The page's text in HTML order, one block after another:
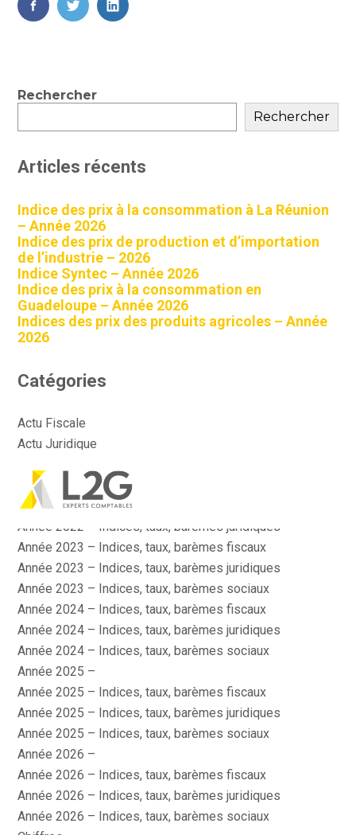
Aller
au
FaceBook
TwitterLinkedIn
Blog
Rechercher
Rechercher
Articles récents
Indice des prix à la consommation à La Réunion
– Année 2026
Indice des prix de production et d’importation
de l’industrie – 2026
Indice Syntec – Année 2026
Indice des prix à la consommation en
Guadeloupe – Année 2026
Indices des prix des produits agricoles – Année
2026
Catégories
Actu Fiscale
Actu Juridique
Actualité
Année 2022 – Indices, taux, barèmes fiscaux
Année 2022 – Indices, taux, barèmes juridiques
Année 2023 – Indices, taux, barèmes fiscaux
Année 2023 – Indices, taux, barèmes juridiques
Année 2023 – Indices, taux, barèmes sociaux
Année 2024 – Indices, taux, barèmes fiscaux
Année 2024 – Indices, taux, barèmes juridiques
Année 2024 – Indices, taux, barèmes sociaux
Année 2025 –
Année 2025 – Indices, taux, barèmes fiscaux
Année 2025 – Indices, taux, barèmes juridiques
Année 2025 – Indices, taux, barèmes sociaux
Année 2026 –
Année 2026 – Indices, taux, barèmes fiscaux
Année 2026 – Indices, taux, barèmes juridiques
Année 2026 – Indices, taux, barèmes sociaux